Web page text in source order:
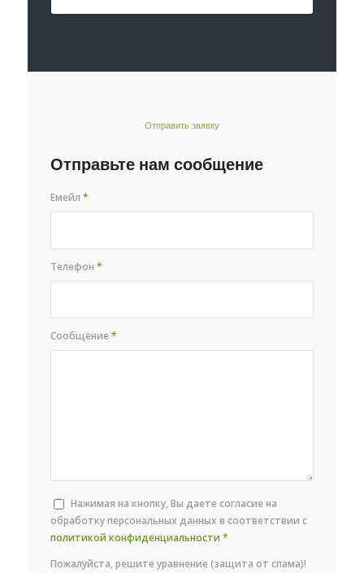
Отправить заявку
Отправьте нам сообщение
Емейл*
Телефон*
Сообщение*
Нажимая на кнопку, Вы даете согласие на
обработку персональных данных в соответствии с
политикой конфиденциальности *
Пожалуйста, решите уравнение (защита от спама)!